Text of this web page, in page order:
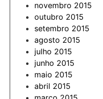
novembro 2015
outubro 2015
setembro 2015
agosto 2015
julho 2015
junho 2015
maio 2015
abril 2015